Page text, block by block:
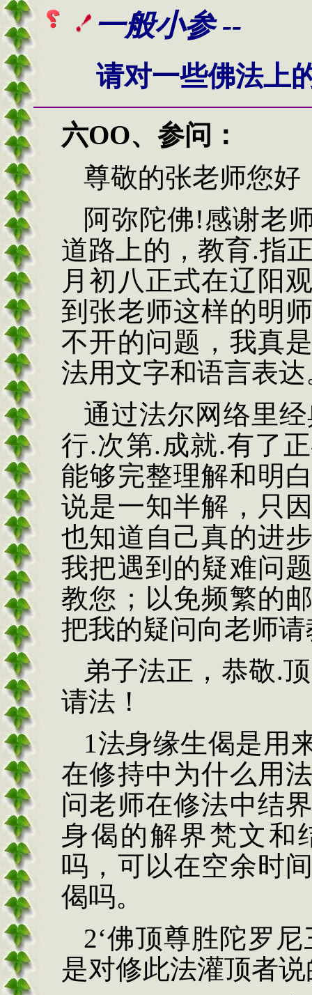
一般小参 --
请对一些佛法上
六OO、 参问 ：
尊敬的张老师您好
阿弥陀佛!感谢老
道路上的，教育.指
月初八正式在辽阳
到张老师这样的明
不开的问题，我真
法用文字和语言表达
通过法尔网络里
行.次第.成就.有了
能够完整理解和明
说是一知半解，只
也知道自己真的进
我把遇到的疑难问
教您；以免频繁的
把我的疑问向老师
弟子法正，恭敬.
请法！
1法身缘生偈是用
在修持中为什么用
问老师在修法中结
身偈的解界梵文和
吗，可以在空余时
偈吗。
2‘佛顶尊胜陀罗
是对修此法灌顶者